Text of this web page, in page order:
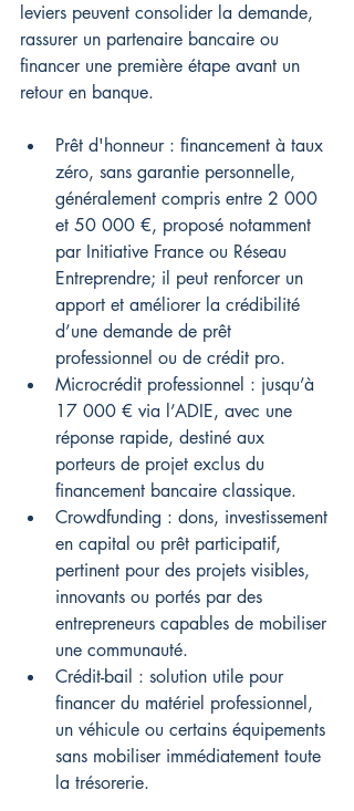
leviers peuvent consolider la demande,
rassurer un partenaire bancaire ou
financer une première étape avant un
retour en banque.
Prêt d'honneur : financement à taux
zéro, sans garantie personnelle,
généralement compris entre 2 000
et 50 000 €, proposé notamment
par Initiative France ou Réseau
Entreprendre; il peut renforcer un
apport et améliorer la crédibilité
d’une demande de prêt
professionnel ou de crédit pro.
Microcrédit professionnel : jusqu’à
17 000 € via l’ADIE, avec une
réponse rapide, destiné aux
porteurs de projet exclus du
financement bancaire classique.
Crowdfunding : dons, investissement
en capital ou prêt participatif,
pertinent pour des projets visibles,
innovants ou portés par des
entrepreneurs capables de mobiliser
une communauté.
Crédit-bail : solution utile pour
financer du matériel professionnel,
un véhicule ou certains équipements
sans mobiliser immédiatement toute
la trésorerie.